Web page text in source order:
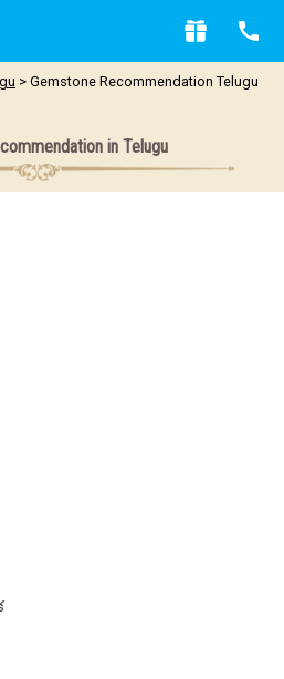
> Gemstone Recommendation Telugu
in Telugu